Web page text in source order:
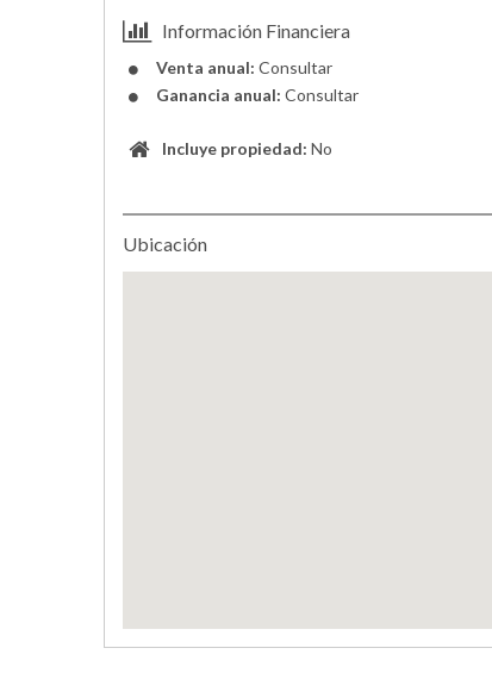
Información Financiera
Venta anual: Consultar
Ganancia anual: Consultar
Incluye propiedad: No
Ubicación